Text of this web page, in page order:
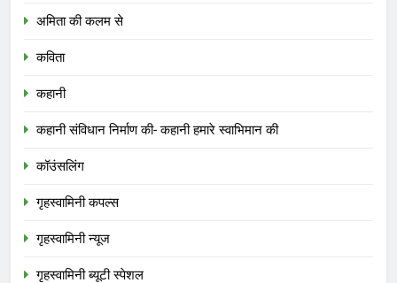
अमिता की कलम से
कविता
कहानी
कहानी संविधान निर्माण की- कहानी हमारे स्वाभिमान की
कॉउंसलिंग
गृहस्वामिनी कपल्स
गृहस्वामिनी न्यूज
गृहस्वामिनी ब्यूटी स्पेशल